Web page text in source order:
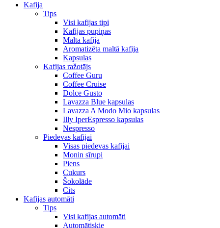
Kafija
Tips
Visi kafijas tipi
Kafijas pupiņas
Maltā kafija
Aromatizēta maltā kafija
Kapsulas
Kafijas ražotājs
Coffee Guru
Coffee Cruise
Dolce Gusto
Lavazza Blue kapsulas
Lavazza A Modo Mio kapsulas
Illy IperEspresso kapsulas
Nespresso
Piedevas kafijai
Visas piedevas kafijai
Monin sīrupi
Piens
Cukurs
Šokolāde
Cits
Kafijas automāti
Tips
Visi kafijas automāti
Automātiskie